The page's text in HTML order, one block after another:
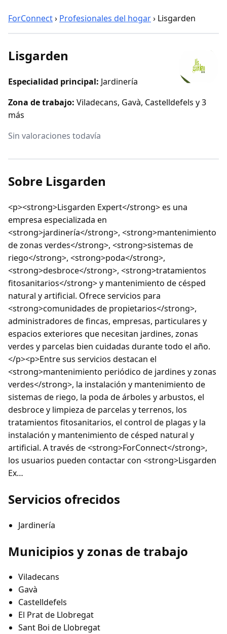
ForConnect› Profesionales del hogar› Lisgarden
Lisgarden
Especialidad principal: Jardinería
Zona de trabajo: Viladecans, Gavà, Castelldefels y 3
más
Sin valoraciones todavía
Sobre Lisgarden
<p><strong>Lisgarden Expert</strong> es una
empresa especializada en
<strong>jardinería</strong>, <strong>mantenimiento
de zonas verdes</strong>, <strong>sistemas de
riego</strong>, <strong>poda</strong>,
<strong>desbroce</strong>, <strong>tratamientos
fitosanitarios</strong> y mantenimiento de césped
natural y artificial. Ofrece servicios para
<strong>comunidades de propietarios</strong>,
administradores de fincas, empresas, particulares y
espacios exteriores que necesitan jardines, zonas
verdes y parcelas bien cuidadas durante todo el año.
</p><p>Entre sus servicios destacan el
<strong>mantenimiento periódico de jardines y zonas
verdes</strong>, la instalación y mantenimiento de
sistemas de riego, la poda de árboles y arbustos, el
desbroce y limpieza de parcelas y terrenos, los
tratamientos fitosanitarios, el control de plagas y la
instalación y mantenimiento de césped natural y
artificial. A través de <strong>ForConnect</strong>,
los usuarios pueden contactar con <strong>Lisgarden
Ex…
Servicios ofrecidos
Jardinería
Municipios y zonas de trabajo
Viladecans
Gavà
Castelldefels
El Prat de Llobregat
Sant Boi de Llobregat